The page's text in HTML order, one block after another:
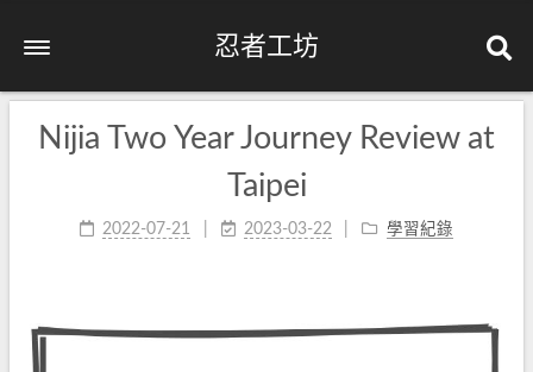
忍者工坊
Nijia Two Year Journey Review at
Taipei
2022-07-21 2023-03-22 學習紀錄